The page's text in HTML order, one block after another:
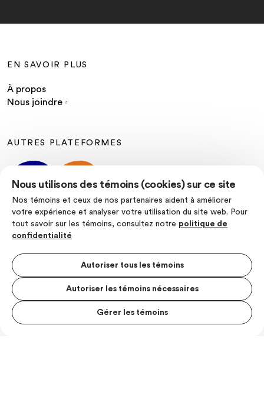
Nous utilisons des témoins (cookies) sur ce site
Nos témoins et ceux de nos partenaires aident à améliorer
votre expérience et analyser votre utilisation du site web. Pour
tout savoir sur les témoins, consultez notre politique de
confidentialité
Autoriser tous les témoins
Autoriser les témoins nécessaires
Gérer les témoins
EN SAVOIR PLUS
À propos
Nous joindre
AUTRES PLATEFORMES
Politique de confidentialité
Conditions d’utilisation
© Les Producteurs de lait du Quebec
MENU